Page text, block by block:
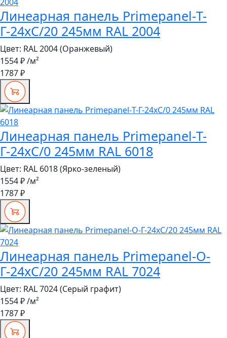
Линеарная панель Primepanel-Т-
Г-24хС/20 245мм RAL 2004
Цвет: RAL 2004 (Оранжевый)
1554 ₽/м²
1787 ₽
Линеарная панель Primepanel-Т-
Г-24хС/0 245мм RAL 6018
Цвет: RAL 6018 (Ярко-зеленый)
1554 ₽/м²
1787 ₽
Линеарная панель Primepanel-О-
Г-24хС/20 245мм RAL 7024
Цвет: RAL 7024 (Серый графит)
1554 ₽/м²
1787 ₽